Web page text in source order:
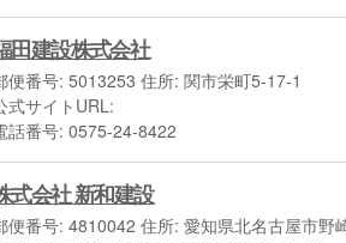
田建設株式会社
便番号: 5013253 住所: 関市栄町5-17-1
式サイトURL:
話番号: 0575-24-8422
式会社 新和建設
便番号: 4810042 住所: 愛知県北名古屋市野